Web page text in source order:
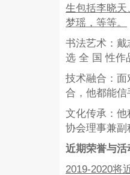
生包括李晓天
梦瑶，等等。
书法艺术：戴
选 全 国 性作
技术融合：
合，他都能信
文化传承：
协会理事兼副
近期荣誉与活
2019-2020将